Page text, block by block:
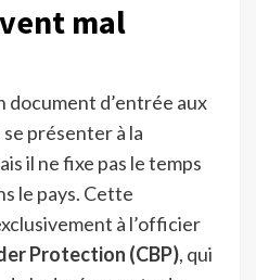
mal
document d’entrée aux
présenter à la
il ne fixe pas le temps
le pays. Cette
à l’officier
Protection (CBP), qui